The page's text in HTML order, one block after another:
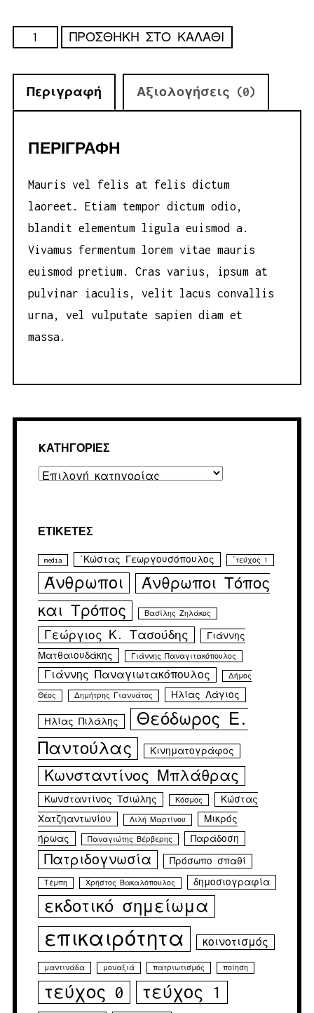
Coat
ΠΡΟΣΘΉΚΗ ΣΤΟ ΚΑΛΆΘΙ
Περιγραφή Αξιολογήσεις (0)
ΠΕΡΙΓΡΑΦΉ
Mauris vel felis at felis dictum
laoreet. Etiam tempor dictum odio,
blandit elementum ligula euismod a.
Vivamus fermentum lorem vitae mauris
euismod pretium. Cras varius, ipsum at
pulvinar iaculis, velit lacus convallis
urna, vel vulputate sapien diam et
massa.
KΑΤΗΓΟΡΊΕΣ
Kατηγορίες
ΕΤΙΚΈΤΕΣ
media ΄Κώστας Γεωργουσόπουλος ΄τεύχος 1
Άνθρωποι
Άνθρωποι Τόπος
και Τρόπος
Βασίλης Ζηλάκος
Γεώργιος Κ. Τασούδης
Γιάννης
Ματθαιουδάκης
Γιάννης Παναγιτακόπουλος
Γιάννης Παναγιωτακόπουλος Δήμος
Θέος Δημήτρης Γιαννάτος Ηλίας Λάγιος
Ηλίας Πιλάλης
Θεόδωρος Ε.
Παντούλας
Κινηματογράφος
Κωνσταντίνος Μπλάθρας
Κωνσταντίνος Τσιώλης Κόσμος
Κώστας
Χατζηαντωνίου
Λιλή Μαρτίνου
Μικρός
ήρωας
Παναγιώτης Βέρβερης Παράδοση
Πατριδογνωσία Πρόσωπο σπαθί
Τέμπη Χρήστος Βακαλόπουλος δημοσιογραφία
εκδοτικό σημείωμα
επικαιρότητα κοινοτισμός
μαντινάδα μοναξιά πατριωτισμός ποίηση
τεύχος 0 τεύχος 1